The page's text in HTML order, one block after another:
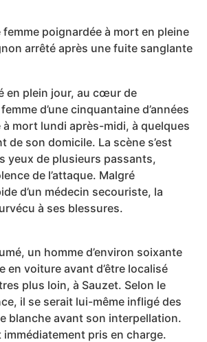
poignardée à mort en pleine
arrêté après une fuite sanglante
en plein jour, au cœur de
d’une cinquantaine d’années
à mort lundi après-midi, à quelques
de son domicile. La scène s’est
yeux de plusieurs passants,
de l’attaque. Malgré
d’un médecin secouriste, la
à ses blessures.
un homme d’environ soixante
en voiture avant d’être localisé
plus loin, à Sauzet. Selon le
il se serait lui-même infligé des
blanche avant son interpellation.
immédiatement pris en charge.